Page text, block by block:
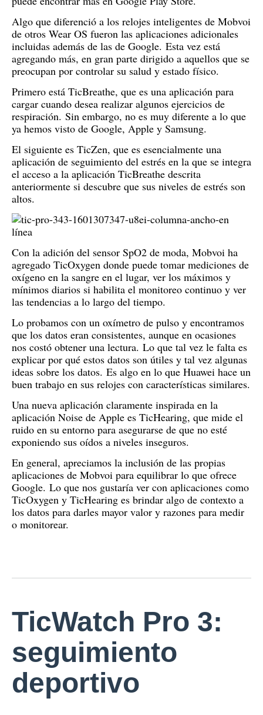
Algo que diferenció a los relojes inteligentes de Mobvoi
de otros Wear OS fueron las aplicaciones adicionales
incluidas además de las de Google. Esta vez está
agregando más, en gran parte dirigido a aquellos que se
preocupan por controlar su salud y estado físico.
Primero está TicBreathe, que es una aplicación para
cargar cuando desea realizar algunos ejercicios de
respiración. Sin embargo, no es muy diferente a lo que
ya hemos visto de Google, Apple y Samsung.
El siguiente es TicZen, que es esencialmente una
aplicación de seguimiento del estrés en la que se integra
el acceso a la aplicación TicBreathe descrita
anteriormente si descubre que sus niveles de estrés son
altos.
Con la adición del sensor SpO2 de moda, Mobvoi ha
agregado TicOxygen donde puede tomar mediciones de
oxígeno en la sangre en el lugar, ver los máximos y
mínimos diarios si habilita el monitoreo continuo y ver
las tendencias a lo largo del tiempo.
Lo probamos con un oxímetro de pulso y encontramos
que los datos eran consistentes, aunque en ocasiones
nos costó obtener una lectura. Lo que tal vez le falta es
explicar por qué estos datos son útiles y tal vez algunas
ideas sobre los datos. Es algo en lo que Huawei hace un
buen trabajo en sus relojes con características similares.
Una nueva aplicación claramente inspirada en la
aplicación Noise de Apple es TicHearing, que mide el
ruido en su entorno para asegurarse de que no esté
exponiendo sus oídos a niveles inseguros.
En general, apreciamos la inclusión de las propias
aplicaciones de Mobvoi para equilibrar lo que ofrece
Google. Lo que nos gustaría ver con aplicaciones como
TicOxygen y TicHearing es brindar algo de contexto a
los datos para darles mayor valor y razones para medir
o monitorear.
TicWatch Pro 3:
seguimiento
deportivo